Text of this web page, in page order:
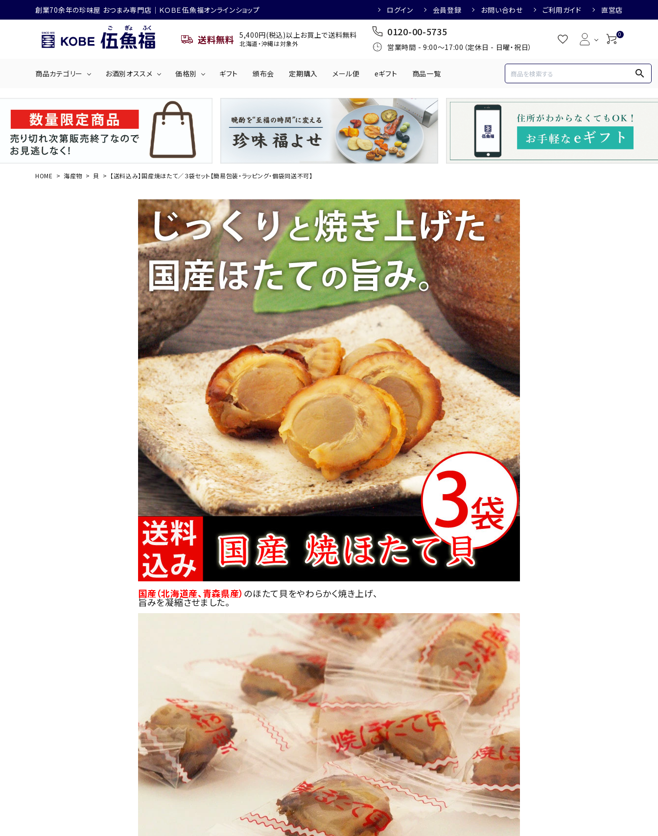
創業70余年の珍味屋 おつまみ専門店│ＫＯＢＥ伍魚福オンラインショップ ログイン 会員登録 お問い合わせ ご利用ガイド 直営店
送料無料 5,400円(税込)以上お買上で送料無料
北海道・沖縄は対象外
0120-00-5735
営業時間 - 9:00～17:00（定休日 - 日曜・祝日）
0
商品カテゴリー
くぎ煮 海産物 肉製品 乳製品 かわきもの
シリーズ 佃煮・ごはんのおとも
お酒別オススメ
ビールにおすすめ 日本酒におすすめ
価格別
501円～1,000円 1,001円～2,000円 2,001円～3,000円 3,001円～4,000円
4,001円～5,000円
ギフト 頒布会 定期購入 メール便 eギフト 商品一覧 search
search
ACCOUNT MENU
ようこそ ゲスト 様
ログイン 会員登録
HOME 海産物 貝 【送料込み】国産焼ほたて／３袋セット【簡易包装・ラッピング・個袋同送不可】
国産（北海道産、青森県産） のほたて貝をやわらかく焼き上げ、
旨みを凝縮させました。